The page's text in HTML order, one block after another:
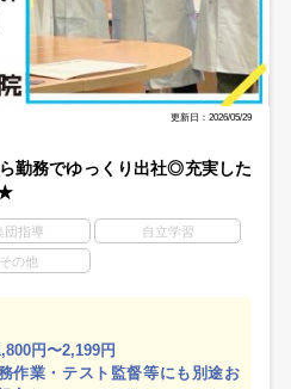
更新日：2026/05/29
勤務でゆっくり出社◎充実した
★
団指導 自立学習
その他
円〜2,199円
作業・テスト監督等にも別途お